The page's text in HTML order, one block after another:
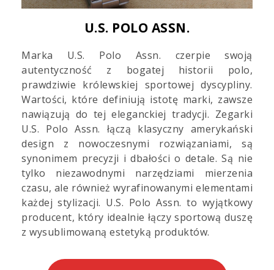
U.S. POLO ASSN.
Marka U.S. Polo Assn. czerpie swoją
autentyczność z bogatej historii polo,
prawdziwie królewskiej sportowej dyscypliny.
Wartości, które definiują istotę marki, zawsze
nawiązują do tej eleganckiej tradycji. Zegarki
U.S. Polo Assn. łączą klasyczny amerykański
design z nowoczesnymi rozwiązaniami, są
synonimem precyzji i dbałości o detale. Są nie
tylko niezawodnymi narzędziami mierzenia
czasu, ale również wyrafinowanymi elementami
każdej stylizacji. U.S. Polo Assn. to wyjątkowy
producent, który idealnie łączy sportową duszę
z wysublimowaną estetyką produktów.